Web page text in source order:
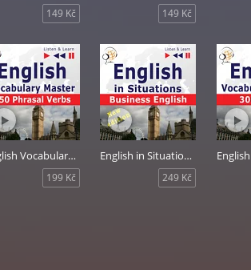
149 Kč 149 Kč
English Vocabulary Master: 150 Phrasal Verbs
199 Kč
English in Situations: Business English
249 Kč